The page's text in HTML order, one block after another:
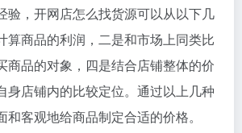
，开网店怎么找货源可以从以下几
算商品的利润，二是和市场上同类比
商品的对象，四是结合店铺整体的价
身店铺内的比较定位。通过以上几种
客观地给商品制定合适的价格。